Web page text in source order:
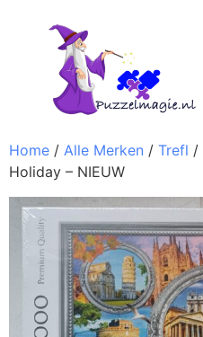
Home / Alle Merken / Trefl /
Holiday – NIEUW